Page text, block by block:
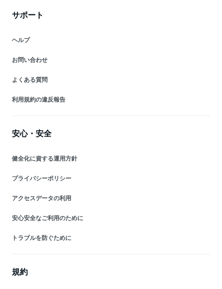
サポート
ヘルプ
お問い合わせ
よくある質問
利用規約の違反報告
安心・安全
健全化に資する運用方針
プライバシーポリシー
アクセスデータの利用
安心安全なご利用のために
トラブルを防ぐために
規約